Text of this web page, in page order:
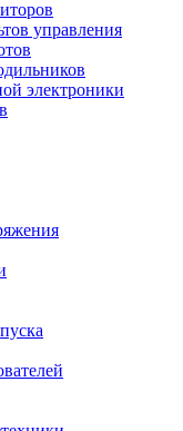
управления
электроники